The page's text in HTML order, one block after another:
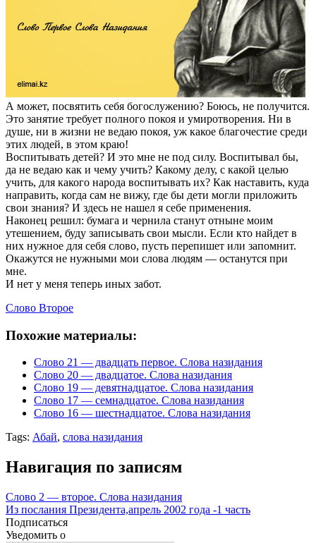
А может, посвятить себя богослужению? Боюсь, не получится.
Это занятие требует полного покоя и умиротворения. Ни в
душе, ни в жизни не ведаю покоя, уж какое благочестие среди
этих людей, в этом краю!
Воспитывать детей? И это мне не под силу. Воспитывал бы,
да не ведаю как и чему учить? Какому делу, с какой целью
учить, для какого народа воспитывать их? Как наставить, куда
направить, когда сам не вижу, где бы дети могли приложить
свои знания? И здесь не нашел я себе применения.
Наконец решил: бумага и чернила станут отныне моим
утешением, буду записывать свои мысли. Если кто найдет в
них нужное для себя слово, пусть перепишет или запомнит.
Окажутся не нужными мои слова людям — останутся при
мне.
И нет у меня теперь иных забот.
Слово Второе
Похожие материалы:
Слово 21 — двадцать первое. Слова назидания
Слово 20 — двадцатое. Слова назидания
Слово 19 — девятнадцатое. Слова назидания
Слово 17 — семнадцатое. Слова назидания
Слово 16 — шестнадцатое. Слова назидания
Tags: Абай, слова назидания
Навигация по записям
Слово 2 — второе. Слова назидания
Из послания Президента,апрель 2002 года -1 часть
Подписаться
Уведомить о